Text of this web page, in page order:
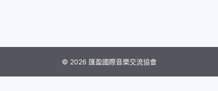
© 2026 匯盈國際音樂交流協會